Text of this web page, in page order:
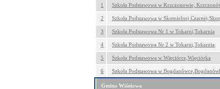
1 Szkoła Podstawowa w Krzczonowie,
2 Szkoła Podstawowa w Skomielnej
3 Szkoła Podstawowa Nr 1 w Tokarni,Tokarnia
4 Szkoła Podstawowa Nr 2 w Tokarni,Tokarnia
5 Szkoła Podstawowa w Więciórce,Więciórka
6 Szkoła Podstawowa w
Gmina Wiśniowa